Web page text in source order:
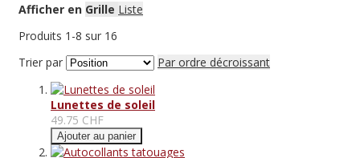
Afficher en Grille Liste
Produits 1 -8 sur 16
Trier par
Par ordre décroissant
Lunettes de soleil
49.75 CHF
Ajouter au panier